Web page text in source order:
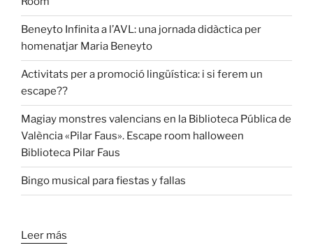
Beneyto Infinita a l’AVL: una jornada didàctica per
homenatjar Maria Beneyto
Activitats per a promoció lingüística: i si ferem un
escape??
Magiay monstres valencians en la Biblioteca Pública de
València «Pilar Faus». Escape room halloween
Biblioteca Pilar Faus
Bingo musical para fiestas y fallas
Leer más